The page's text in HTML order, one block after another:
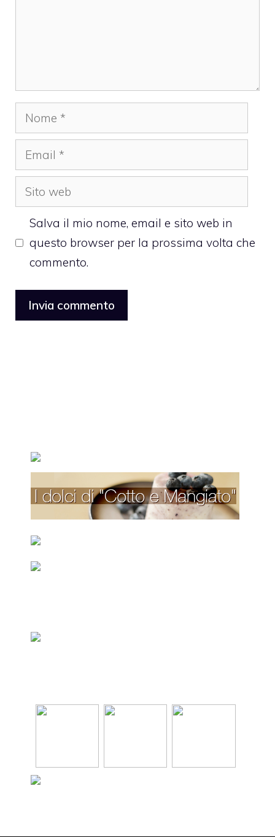
Nome
Email
Sito
web
Salva il mio nome, email e sito web in
questo browser per la prossima volta che
commento.